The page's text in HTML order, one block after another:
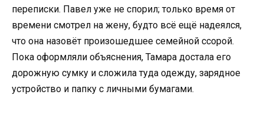
переписки. Павел уже не спорил; только время от
времени смотрел на жену, будто всё ещё надеялся,
что она назовёт произошедшее семейной ссорой.
Пока оформляли объяснения, Тамара достала его
дорожную сумку и сложила туда одежду, зарядное
устройство и папку с личными бумагами.